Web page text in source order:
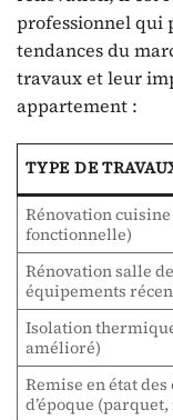
professionnel qui
tendances du
travaux et leur
appartement :
TYPE DE
Rénovation
fonctionnelle)
Rénovation salle
équipements
Isolation
amélioré)
Remise en état
d’époque